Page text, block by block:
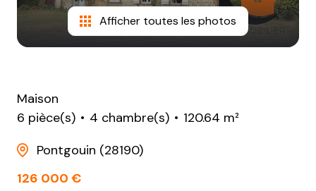
Afficher toutes les photos
Maison
6 pièce(s)
4 chambre(s)
120.64 m²
Pontgouin (28190)
126 000 €